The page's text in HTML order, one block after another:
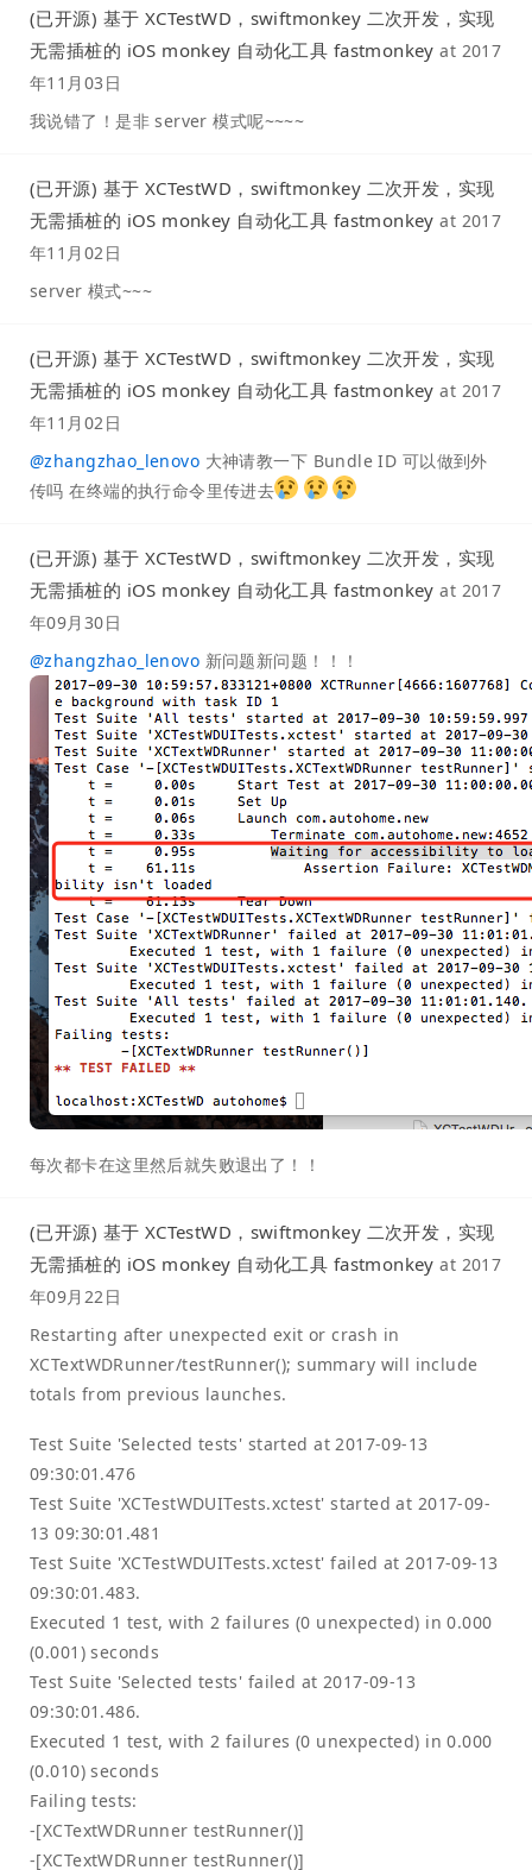
(已开源) 基于 XCTestWD，swiftmonkey 二次开发，实现
无需插桩的 iOS monkey 自动化工具 fastmonkey at 2017
年11月03日
我说错了！是非 server 模式呢~~~~
(已开源) 基于 XCTestWD，swiftmonkey 二次开发，实现
无需插桩的 iOS monkey 自动化工具 fastmonkey at 2017
年11月02日
server 模式~~~
(已开源) 基于 XCTestWD，swiftmonkey 二次开发，实现
无需插桩的 iOS monkey 自动化工具 fastmonkey at 2017
年11月02日
@zhangzhao_lenovo 大神请教一下 Bundle ID 可以做到外
传吗 在终端的执行命令里传进去
(已开源) 基于 XCTestWD，swiftmonkey 二次开发，实现
无需插桩的 iOS monkey 自动化工具 fastmonkey at 2017
年09月30日
@zhangzhao_lenovo 新问题新问题！！！
每次都卡在这里然后就失败退出了！！
(已开源) 基于 XCTestWD，swiftmonkey 二次开发，实现
无需插桩的 iOS monkey 自动化工具 fastmonkey at 2017
年09月22日
Restarting after unexpected exit or crash in
XCTextWDRunner/testRunner(); summary will include
totals from previous launches.
Test Suite 'Selected tests' started at 2017-09-13
09:30:01.476
Test Suite 'XCTestWDUITests.xctest' started at 2017-09-
13 09:30:01.481
Test Suite 'XCTestWDUITests.xctest' failed at 2017-09-13
09:30:01.483.
Executed 1 test, with 2 failures (0 unexpected) in 0.000
(0.001) seconds
Test Suite 'Selected tests' failed at 2017-09-13
09:30:01.486.
Executed 1 test, with 2 failures (0 unexpected) in 0.000
(0.010) seconds
Failing tests:
-[XCTextWDRunner testRunner()]
-[XCTextWDRunner testRunner()]